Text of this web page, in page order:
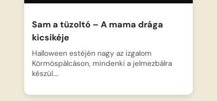
Sam a tüzoltó – A mama drága
kicsikéje
Halloween estéjén nagy az izgalom
Körmöspálcáson, mindenki a jelmezbálra
készül….